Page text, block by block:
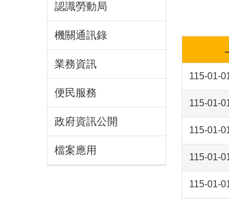
認識勞動局
機關通訊錄
業務資訊
便民服務
政府資訊公開
檔案應用
115-01-
115-01-
115-01-
115-01-
115-01-